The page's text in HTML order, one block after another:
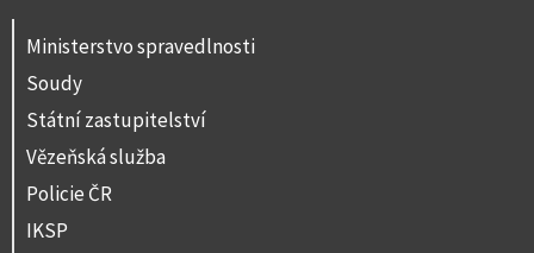
Ministerstvo spravedlnosti
Soudy
Státní zastupitelství
Vězeňská služba
Policie ČR
IKSP